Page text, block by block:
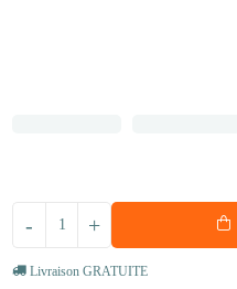
+
-
Livraison GRATUITE